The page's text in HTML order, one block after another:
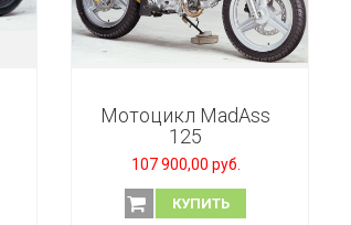
Мотоцикл MadAss
125
107 900,00 руб.
КУПИТЬ